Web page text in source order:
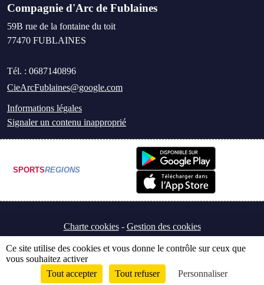
Compagnie d'Arc de Fublaines
59B rue de la fontaine du toit
77470 FUBLAINES
Tél. : 0687140896
CieArcFublaines@google.com
Informations légales
Signaler un contenu inapproprié
SPORTSREGIONS
Charte cookies Gestion des cookies
Envie de participer ? Connexion
Ce site utilise des cookies et vous donne le contrôle sur ceux que
vous souhaitez activer
Tout accepter
Tout refuser Personnaliser